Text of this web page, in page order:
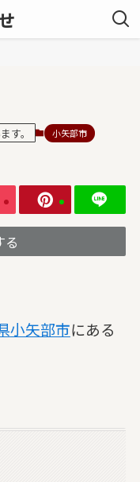
す。 小矢部市
る
小矢部市にある